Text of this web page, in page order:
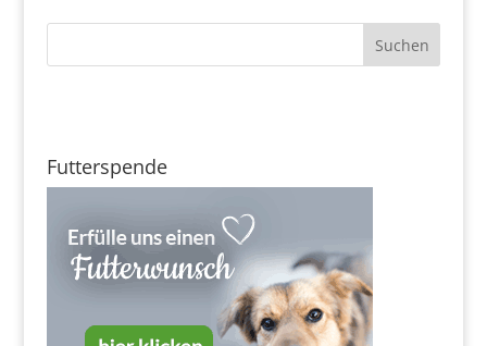
Futterspende